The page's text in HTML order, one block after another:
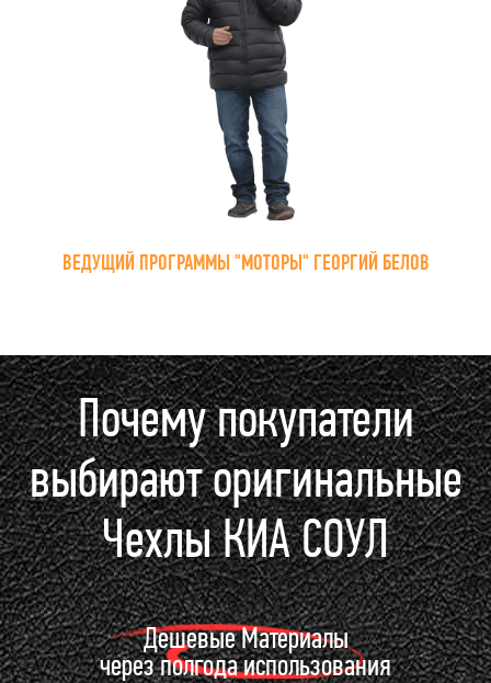
ВЕДУЩИЙ ПРОГРАММЫ "МОТОРЫ" ГЕОРГИЙ БЕЛОВ
Почему покупатели
выбирают оригинальные
Чехлы КИА СОУЛ
Дешевые Материалы
через полгода использования